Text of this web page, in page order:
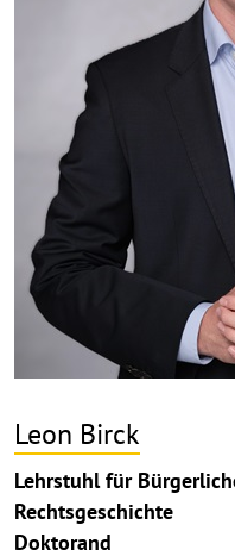
Leon Birck
Lehrstuhl für
Rechtsgeschichte
Doktorand